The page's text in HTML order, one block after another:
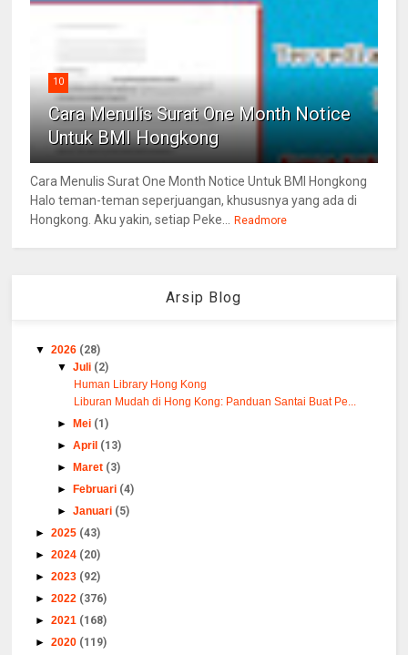
10
Cara Menulis Surat One Month Notice
Untuk BMI Hongkong
Cara Menulis Surat One Month Notice Untuk BMI Hongkong
Halo teman-teman seperjuangan, khususnya yang ada di
Hongkong. Aku yakin, setiap Peke... Readmore
Arsip Blog
▼2026 (28)
▼Juli (2)
Human Library Hong Kong
Liburan Mudah di Hong Kong: Panduan Santai Buat Pe...
►
Mei (1)
►April (13)
►
Maret (3)
►
Februari (4)
►Januari (5)
►2025 (43)
►2024 (20)
►2023 (92)
►2022 (376)
►2021 (168)
►2020 (119)